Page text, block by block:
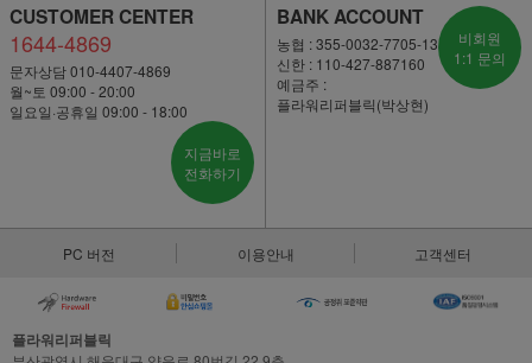
CUSTOMER CENTER
1644-4869
문자상담 010-4407-4869
월~토 09:00 - 20:00
일요일·공휴일 09:00 - 18:00
지금바로
전화하기
BANK ACCOUNT
농협 : 355-0032-7705-13
신한 : 110-427-887160
예금주 :
플라워리퍼블릭(박상현)
비회원
1:1 문의
PC 버전 이용안내 고객센터
플라워리퍼블릭